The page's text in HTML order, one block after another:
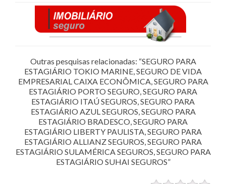
Outras pesquisas relacionadas: “SEGURO PARA
ESTAGIÁRIO TOKIO MARINE, SEGURO DE VIDA
EMPRESARIAL CAIXA ECONÔMICA, SEGURO PARA
ESTAGIÁRIO PORTO SEGURO, SEGURO PARA
ESTAGIÁRIO ITAÚ SEGUROS, SEGURO PARA
ESTAGIÁRIO AZUL SEGUROS, SEGURO PARA
ESTAGIÁRIO BRADESCO, SEGURO PARA
ESTAGIÁRIO LIBERTY PAULISTA, SEGURO PARA
ESTAGIÁRIO ALLIANZ SEGUROS, SEGURO PARA
ESTAGIÁRIO SULAMÉRICA SEGUROS, SEGURO PARA
ESTAGIÁRIO SUHAI SEGUROS”